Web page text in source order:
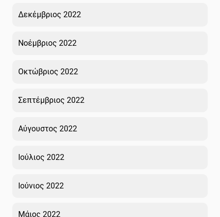
Δεκέμβριος 2022
Νοέμβριος 2022
Οκτώβριος 2022
Σεπτέμβριος 2022
Αύγουστος 2022
Ιούλιος 2022
Ιούνιος 2022
Μάιος 2022